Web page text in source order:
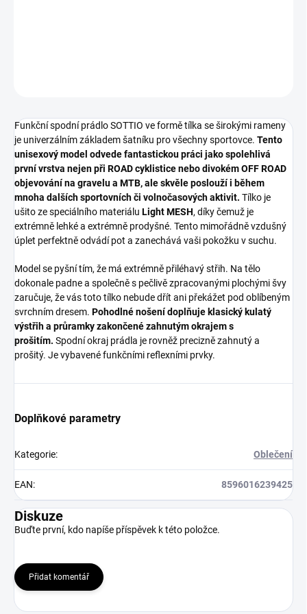
Funkční spodní prádlo SOTTIO ve formě tílka se širokými rameny
je univerzálním základem šatníku pro všechny sportovce. Tento
unisexový model odvede fantastickou práci jako spolehlivá
první vrstva nejen při ROAD cyklistice nebo divokém OFF ROAD
objevování na gravelu a MTB, ale skvěle poslouží i během
mnoha dalších sportovních či volnočasových aktivit. Tílko je
ušito ze speciálního materiálu Light MESH, díky čemuž je
extrémně lehké a extrémně prodyšné. Tento mimořádně vzdušný
úplet perfektně odvádí pot a zanechává vaši pokožku v suchu.
Model se pyšní tím, že má extrémně přiléhavý střih. Na tělo
dokonale padne a společně s pečlivě zpracovanými plochými švy
zaručuje, že vás toto tílko nebude dřít ani překážet pod oblíbeným
svrchním dresem. Pohodlné nošení doplňuje klasický kulatý
výstřih a průramky zakončené zahnutým okrajem s
prošitím. Spodní okraj prádla je rovněž precizně zahnutý a
prošitý. Je vybavené funkčními reflexními prvky.
Doplňkové parametry
Kategorie: Oblečení
EAN: 8596016239425
Diskuze
Buďte první, kdo napíše příspěvek k této položce.
Přidat komentář